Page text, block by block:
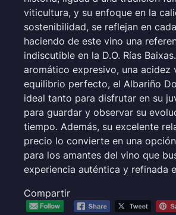
viticultura, y su enfoque en la
sostenibilidad, se reflejan en
haciendo de este vino una
indiscutible en la D.O. Rías
aromático expresivo, una acidez
equilibrio perfecto, el Albariño
ideal tanto para disfrutar en su
para guardar y observar su
tiempo. Además, su excelente
precio lo convierte en una
para los amantes del vino que
experiencia auténtica y refinada
Compartir